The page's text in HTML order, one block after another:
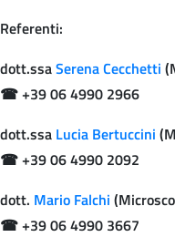
Referenti:
dott.ssaSerena Cecchetti
☎+39 06 4990 2966
dott.ssa Lucia Bertuccini
☎+39 06 4990 2092
dott. Mario Falchi
☎+39 06 4990 3667